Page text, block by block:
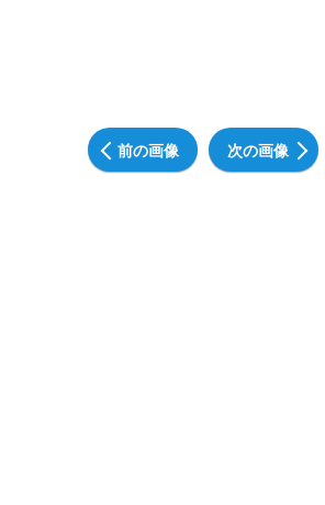
前の画像 次の画像